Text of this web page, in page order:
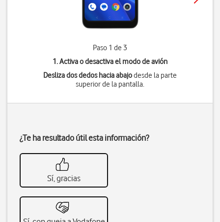
Paso 1 de 3
1. Activa o desactiva el modo de avión
Desliza dos dedos hacia abajodesde la parte
superior de la pantalla.
¿Te ha resultado útil esta información?
Sí, gracias